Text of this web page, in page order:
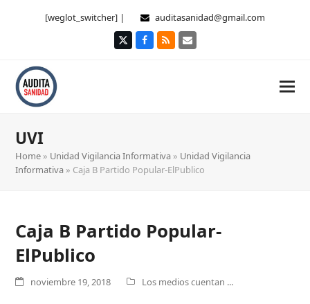
[weglot_switcher] | auditasanidad@gmail.com
TwitterFacebook
RSS Correo
UVI
Home » Unidad Vigilancia Informativa » Unidad Vigilancia
Informativa » Caja B Partido Popular-ElPublico
Caja B Partido Popular-
ElPublico
noviembre 19, 2018 Los medios cuentan ...